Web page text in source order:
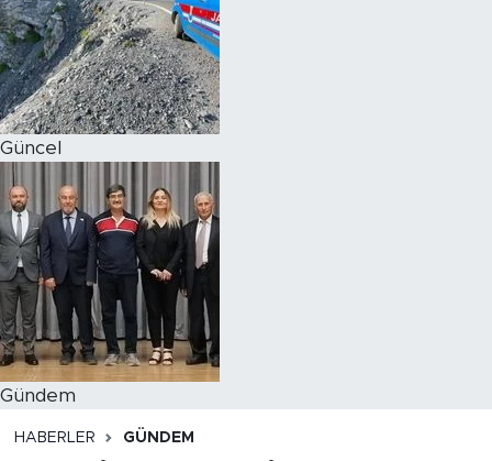
Güncel
Gündem
HABERLER GÜNDEM
Magazin
Özel Haber
Politika
Resmi İlanlar
Sağlık
Spor
Turizm